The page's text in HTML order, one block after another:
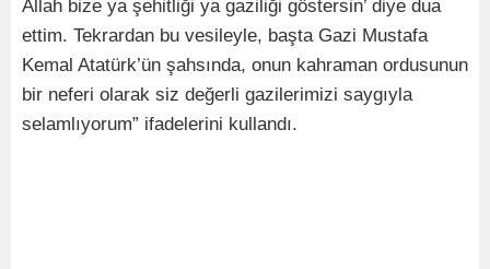
Allah bize ya şehitliği ya gaziliği göstersin’ diye dua
ettim. Tekrardan bu vesileyle, başta Gazi Mustafa
Kemal Atatürk’ün şahsında, onun kahraman ordusunun
bir neferi olarak siz değerli gazilerimizi saygıyla
selamlıyorum” ifadelerini kullandı.